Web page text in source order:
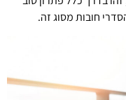
חובות מסוג זה.